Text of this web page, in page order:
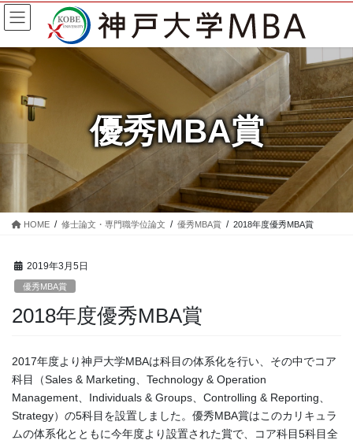
コ
ン
ン
ナ
ビ
ー
優秀MBA賞
HOME 修士論文・専門職学位論文 優秀MBA賞 2018年度優秀MBA賞
2019年3月5日
優秀MBA賞
2018年度優秀MBA賞
2017年度より神戸大学MBAは科目の体系化を行い、その中でコア
科目（Sales & Marketing、Technology & Operation
Management、Individuals & Groups、Controlling & Reporting、
Strategy）の5科目を設置しました。優秀MBA賞はこのカリキュラ
ムの体系化とともに今年度より設置された賞で、コア科目5科目全